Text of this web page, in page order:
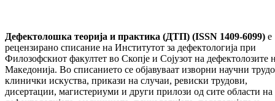
Дефектолошка теорија и практика (ДТП) (ISSN 1409-6099) е
рецензирано списание на Институтот за дефектологија при
Филозофскиот факултет во Скопје и Сојузот на дефектолозите
Македонија. Во списанието се објавуваат изворни научни
клинички искуства, прикази на случаи, ревиски трудови,
дисертации, магистериуми и други прилози од сите области на